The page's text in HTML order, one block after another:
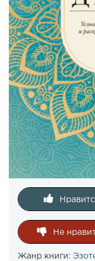
Не
Жанр книги: